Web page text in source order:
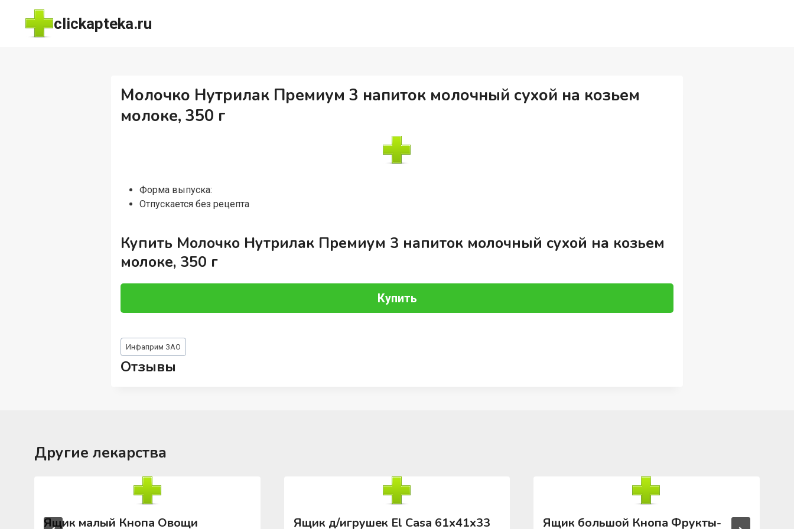
Перейти
содержимому
clickapteka.ru
Молочко Нутрилак Премиум 3 напиток молочный сухой на козьем
молоке, 350 г
Форма выпуска:
Отпускается без рецепта
Купить Молочко Нутрилак Премиум 3 напиток молочный сухой на козьем
молоке, 350 г
Купить
Метки
записи:
Инфаприм ЗАО
Отзывы
Другие лекарства
Ящик малый Кнопа Овощи Ящик д/игрушек El Casa 61х41х33 Ящик большой Кнопа Фрукты-